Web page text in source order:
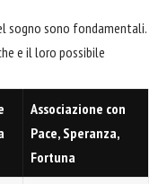
sogno sono fondamentali.
e il loro possibile
Associazione con
Pace, Speranza,
Fortuna